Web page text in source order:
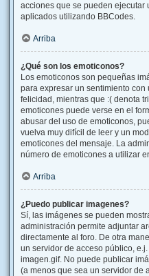
acciones que se pueden ejecutar
aplicados utilizando BBCodes.
Arriba
¿Qué son los emoticonos?
Los emoticonos son pequeñas
para expresar un sentimiento
felicidad, mientras que :( denota
emoticones puede verse en el
abusar del uso de emoticonos,
vuelva muy difícil de leer y un
emoticones del mensaje. La
número de emoticones a utilizar
Arriba
¿Puedo publicar imagenes?
Sí, las imágenes se pueden
administración permite adjuntar
directamente al foro. De otra
un servidor de acceso público,
imagen.gif. No puede publicar
(a menos que sea un servidor de